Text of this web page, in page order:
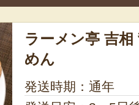
ラーメン亭 吉
めん
発送時期：通年